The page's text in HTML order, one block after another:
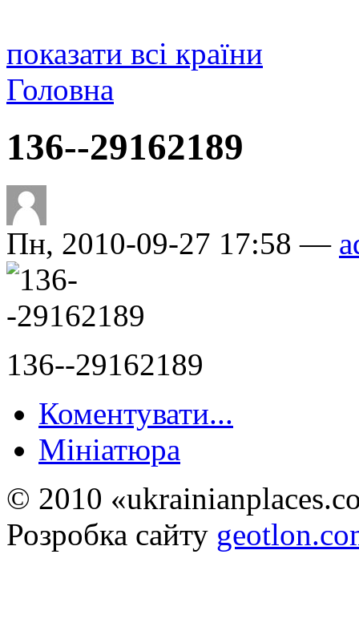
показати всі країни
Головна
136--29162189
Пн, 2010-09-27 17:58 —
136--29162189
Коментувати...
Мініатюра
© 2010
Розробка сайту